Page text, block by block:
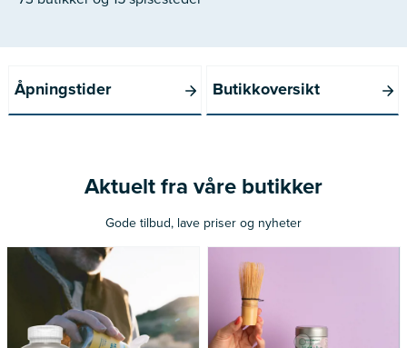
Åpningstider Butikkoversikt
Aktuelt fra våre butikker
Gode tilbud, lave priser og nyheter
Nå: 260 kr Før: 325 kr